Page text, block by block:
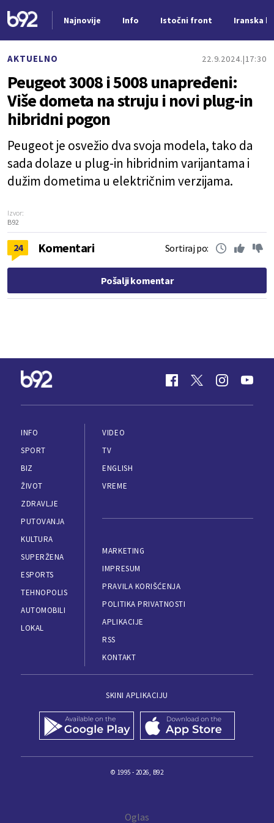
Najnovije Info Istočni front Iranska
AKTUELNO 22.9.2024. 17:30
Peugeot 3008 i 5008 unapređeni:
Više dometa na struju i novi plug-in
hibridni pogon
Peugeot je osvežio dva svoja modela, tako da
sada dolaze u plug-in hibridnim varijantama i
dužim dometima u električnim verzijama.
Izvor:
B92
24 Komentari Sortiraj po:
Pošalji komentar
INFO
SPORT
BIZ
ŽIVOT
ZDRAVLJE
PUTOVANJA
KULTURA
SUPERŽENA
ESPORTS
TEHNOPOLIS
AUTOMOBILI
LOKAL
VIDEO
TV
ENGLISH
VREME
MARKETING
IMPRESUM
PRAVILA KORIŠĆENJA
POLITIKA PRIVATNOSTI
APLIKACIJE
RSS
KONTAKT
SKINI APLIKACIJU
© 1995 - 2026, B92